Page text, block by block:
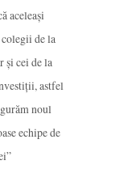
aceleași
de la
cei de la
astfel
noul
echipe de